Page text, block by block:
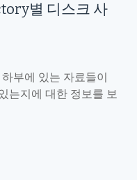
별 디스크 사
부에 있는 자료들이
는지에 대한 정보를 보